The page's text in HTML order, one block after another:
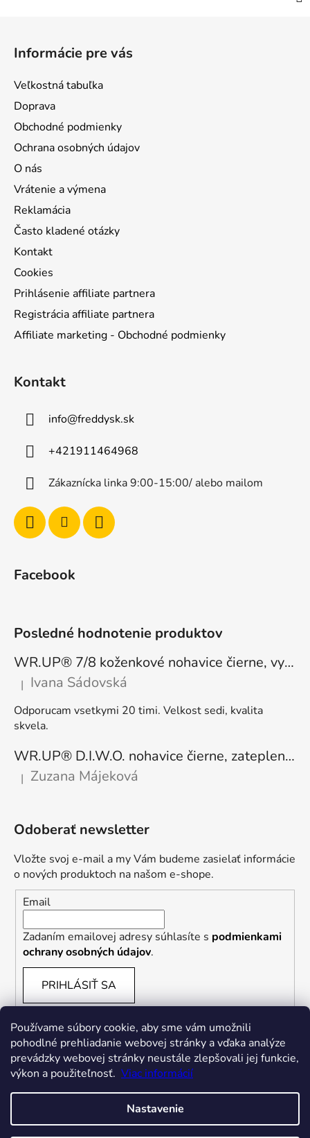
Používame súbory cookie, aby sme vám umožnili
pohodlné prehliadanie webovej stránky a vďaka analýze
prevádzky webovej stránky neustále zlepšovali jej funkcie,
výkon a použiteľnosť. Viac informácií
Nastavenie
Informácie pre vás
Veľkostná tabuľka
Doprava
Obchodné podmienky
Ochrana osobných údajov
O nás
Vrátenie a výmena
Reklamácia
Často kladené otázky
Kontakt
Cookies
Prihlásenie affiliate partnera
Registrácia affiliate partnera
Affiliate marketing - Obchodné podmienky
Kontakt
info@freddysk.sk
+421911464968
Zákaznícka linka 9:00-15:00/ alebo mailom
Facebook
Posledné hodnotenie produktov
WR.UP® 7/8 koženkové nohavice čierne, vysoký pás RE(MOVE) WRUP4HC006PREC, N
Hodnotenie produktu je 5 z 5 hviezdičiek.
| Ivana Sádovská
Odporucam vsetkymi 20 timi. Velkost sedi, kvalita
skvela.
WR.UP® D.I.W.O. nohavice čierne, zateplené, regular pás, WRUP1RF444, N
Hodnotenie produktu je 5 z 5 hviezdičiek.
| Zuzana Májeková
Odoberať newsletter
Vložte svoj e-mail a my Vám budeme zasielať informácie
o nových produktoch na našom e-shope.
Email
Zadaním emailovej adresy súhlasíte s podmienkami
ochrany osobných údajov.
PRIHLÁSIŤ SA